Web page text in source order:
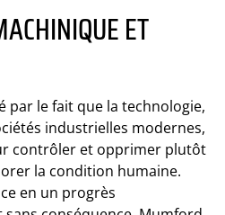
ET
par le fait que la technologie,
industrielles modernes,
contrôler et opprimer plutôt
la condition humaine.
en un progrès